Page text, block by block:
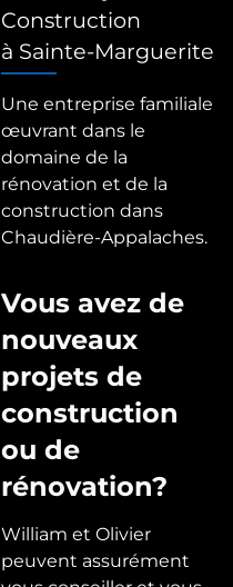
Construction
à Sainte-Marguerite
Une entreprise familiale
œuvrant dans le
domaine de la
rénovation et de la
construction dans
Chaudière-Appalaches.
Vous avez de
nouveaux
projets de
construction
ou de
rénovation?
William et Olivier
peuvent assurément